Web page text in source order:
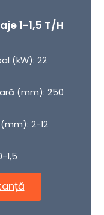
1-1,5 T/h
(kW): 22
(mm): 250
2-12
1,5